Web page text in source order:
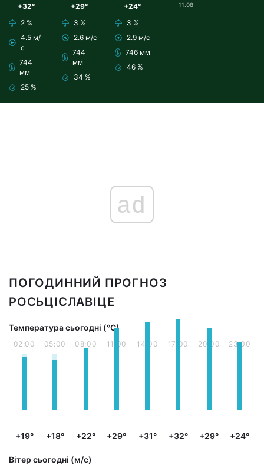
+32°
2 %
4.5 м/
с
744
мм
25 %
+29°
3 %
2.6 м/с
744
мм
34 %
+24°
3 %
2.9 м/с
746 мм
46 %
11.08
ad
ПОГОДИННИЙ ПРОГНОЗ
РОСЬЦІСЛАВІЦЕ
Температура сьогодні (°С)
02:00
+19°
05:00
+18°
08:00
+22°
11:00
+29°
14:00
+31°
17:00
+32°
20:00
+29°
23:00
+24°
Вітер сьогодні (м/с)